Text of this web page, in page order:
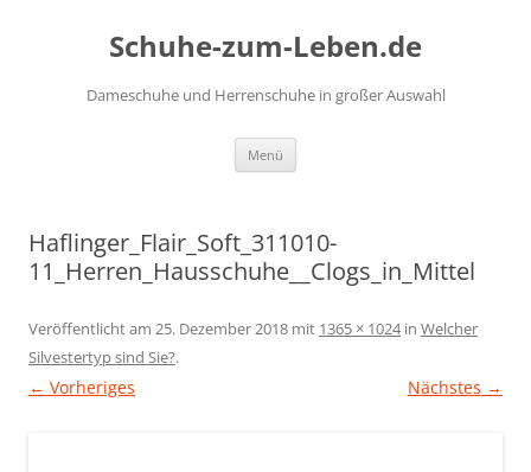
Schuhe-zum-Leben.de
Dameschuhe und Herrenschuhe in großer Auswahl
Menü
Haflinger_Flair_Soft_311010-
11_Herren_Hausschuhe__Clogs_in_Mittel
Veröffentlicht am 25. Dezember 2018 mit 1365 × 1024in Welcher
Silvestertyp sind Sie?.
← Vorheriges Nächstes →